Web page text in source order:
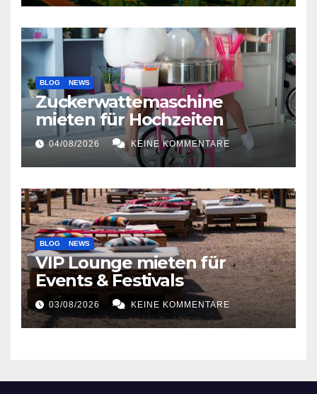
BLOG NEWS
Zuckerwattemaschine
mieten für Hochzeiten
04/08/2026 KEINE KOMMENTARE
BLOG NEWS
VIP Lounge mieten für
Events & Festivals
03/08/2026 KEINE KOMMENTARE